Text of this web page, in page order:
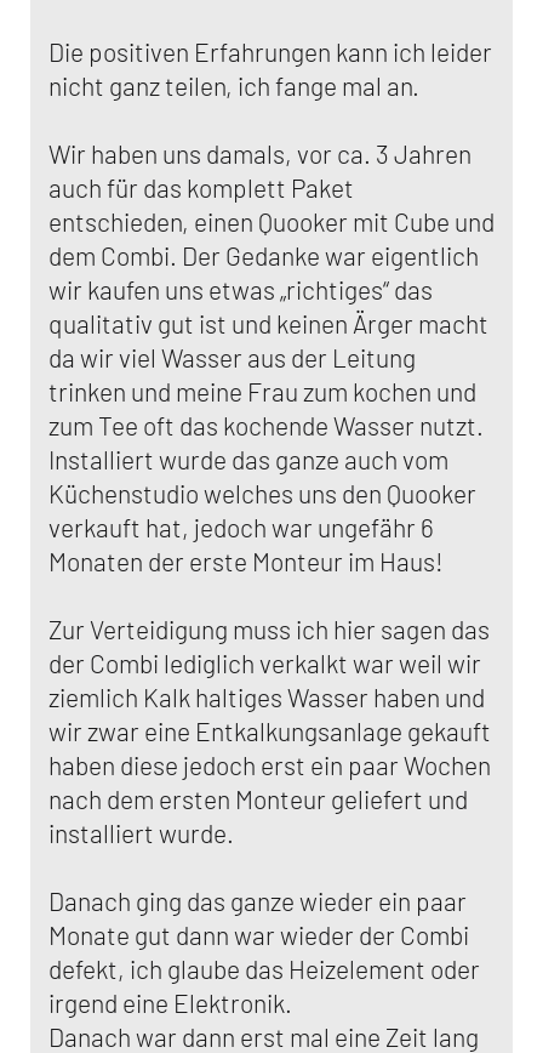
Die positiven Erfahrungen kann ich leider
nicht ganz teilen, ich fange mal an.
Wir haben uns damals, vor ca. 3 Jahren
auch für das komplett Paket
entschieden, einen Quooker mit Cube und
dem Combi. Der Gedanke war eigentlich
wir kaufen uns etwas „richtiges“ das
qualitativ gut ist und keinen Ärger macht
da wir viel Wasser aus der Leitung
trinken und meine Frau zum kochen und
zum Tee oft das kochende Wasser nutzt.
Installiert wurde das ganze auch vom
Küchenstudio welches uns den Quooker
verkauft hat, jedoch war ungefähr 6
Monaten der erste Monteur im Haus!
Zur Verteidigung muss ich hier sagen das
der Combi lediglich verkalkt war weil wir
ziemlich Kalk haltiges Wasser haben und
wir zwar eine Entkalkungsanlage gekauft
haben diese jedoch erst ein paar Wochen
nach dem ersten Monteur geliefert und
installiert wurde.
Danach ging das ganze wieder ein paar
Monate gut dann war wieder der Combi
defekt, ich glaube das Heizelement oder
irgend eine Elektronik.
Danach war dann erst mal eine Zeit lang